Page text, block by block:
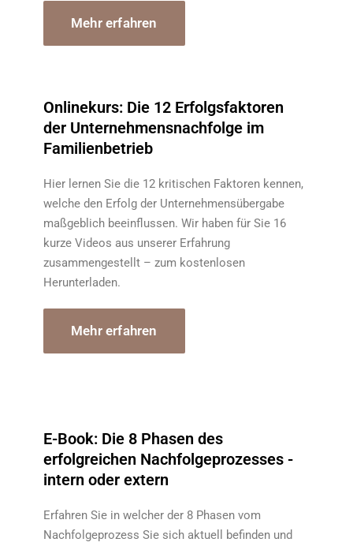
Mehr erfahren
Onlinekurs: Die 12 Erfolgsfaktoren
der Unternehmensnachfolge im
Familienbetrieb
Hier lernen Sie die 12 kritischen Faktoren kennen,
welche den Erfolg der Unternehmensübergabe
maßgeblich beeinflussen. Wir haben für Sie 16
kurze Videos aus unserer Erfahrung
zusammengestellt – zum kostenlosen
Herunterladen.
Mehr erfahren
E-Book: Die 8 Phasen des
erfolgreichen Nachfolgeprozesses -
intern oder extern
Erfahren Sie in welcher der 8 Phasen vom
Nachfolgeprozess Sie sich aktuell befinden und